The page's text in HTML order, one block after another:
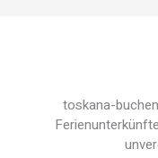
toskana-